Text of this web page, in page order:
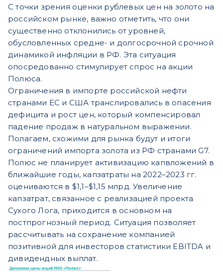
С точки зрения оценки рублевых цен на золото на
российском рынке, важно отметить, что они
существенно отклонились от уровней,
обусловленных средне- и долгосрочной срочной
динамикой инфляции в РФ. Эта ситуация
опосредованно стимулирует спрос на акции
Полюса.
Ограничения в импорте российской нефти
странами ЕС и США транслировались в опасения
дефицита и рост цен, который компенсировал
падение продаж в натуральном выражении.
Полагаем, схожими для рынка будут и итоги
ограничений импорта золота из РФ странами G7.
Полюс не планирует активизацию капвложений в
ближайшие годы, капзатраты на 2022–2023 гг.
оцениваются в $1,1–$1,15 млрд. Увеличение
капзатрат, связанное с реализацией проекта
Сухого Лога, приходится в основном на
постпрогнозный период. Ситуация позволяет
рассчитывать на сохранение компанией
позитивной для инвесторов статистики EBITDA и
дивидендных выплат.